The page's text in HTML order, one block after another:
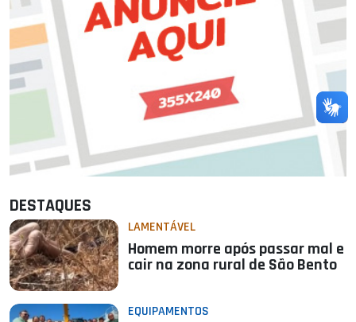
DESTAQUES
LAMENTÁVEL
Homem morre após passar mal e
cair na zona rural de São Bento
EQUIPAMENTOS